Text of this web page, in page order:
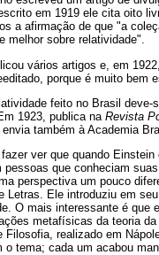
em 1919 ele cita oito
a afirmação de que "a
melhor sobre relatividade".
vários artigos e, em
porque é muito bem
feito no Brasil
1923, publica na Revista
também à Academia
ver que quando
que conheciam
perspectiva um pouco
Letras. Ele introduziu em
O mais interessante é
metafísicas da teoria
realizado em
tema; cada um acabou